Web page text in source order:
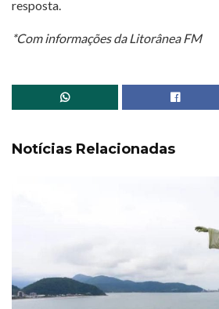
resposta.
*Com informações da Litorânea FM
Notícias Relacionadas